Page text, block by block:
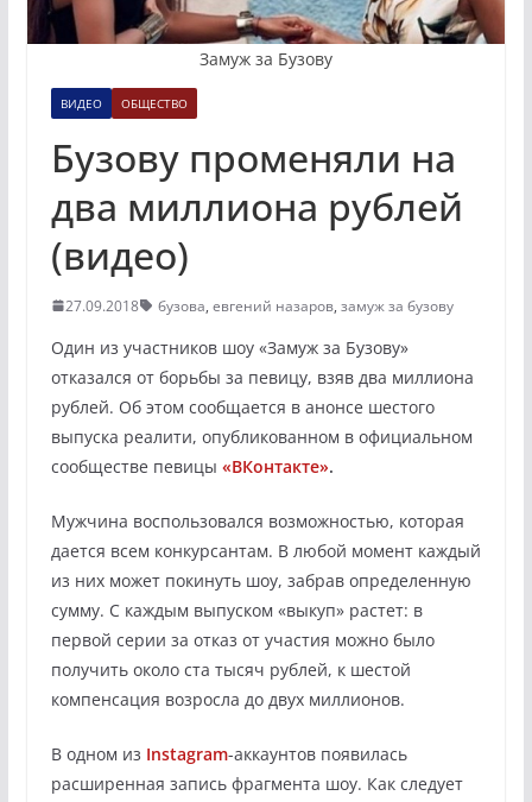
Замуж за Бузову
ВИДЕО ОБЩЕСТВО
Бузову променяли на
два миллиона рублей
(видео)
27.09.2018 бузова, евгений назаров, замуж за бузову
Один из участников шоу «Замуж за Бузову»
отказался от борьбы за певицу, взяв два миллиона
рублей. Об этом сообщается в анонсе шестого
выпуска реалити, опубликованном в официальном
сообществе певицы «ВКонтакте».
Мужчина воспользовался возможностью, которая
дается всем конкурсантам. В любой момент каждый
из них может покинуть шоу, забрав определенную
сумму. С каждым выпуском «выкуп» растет: в
первой серии за отказ от участия можно было
получить около ста тысяч рублей, к шестой
компенсация возросла до двух миллионов.
В одном из Instagram-аккаунтов появилась
расширенная запись фрагмента шоу. Как следует